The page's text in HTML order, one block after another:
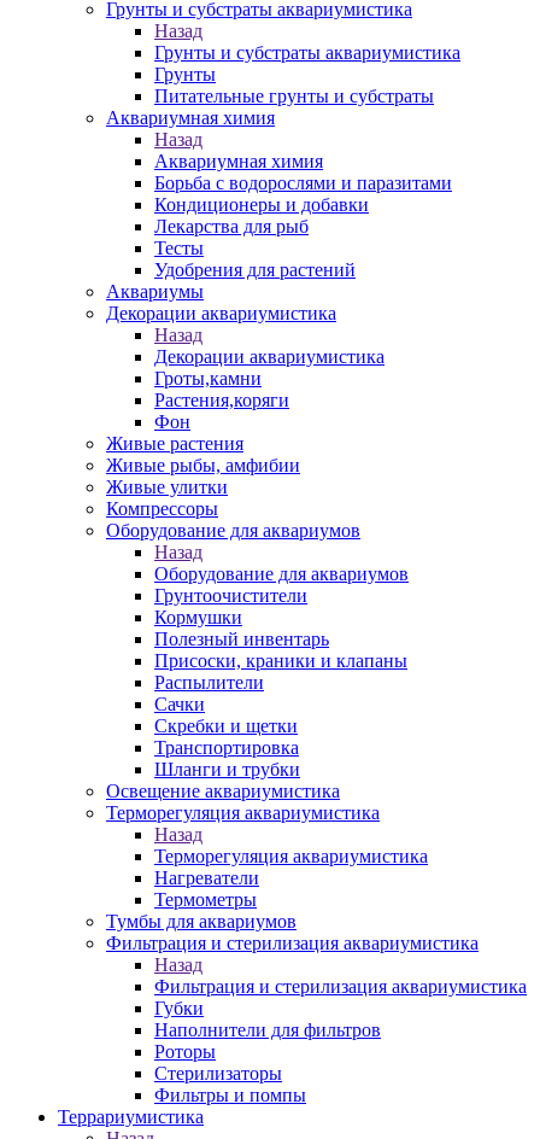
Грунты и субстраты аквариумистика
Назад
Грунты и субстраты аквариумистика
Грунты
Питательные грунты и субстраты
Аквариумная химия
Назад
Аквариумная химия
Борьба с водорослями и паразитами
Кондиционеры и добавки
Лекарства для рыб
Тесты
Удобрения для растений
Аквариумы
Декорации аквариумистика
Назад
Декорации аквариумистика
Гроты,камни
Растения,коряги
Фон
Живые растения
Живые рыбы, амфибии
Живые улитки
Компрессоры
Оборудование для аквариумов
Назад
Оборудование для аквариумов
Грунтоочистители
Кормушки
Полезный инвентарь
Присоски, краники и клапаны
Распылители
Сачки
Скребки и щетки
Транспортировка
Шланги и трубки
Освещение аквариумистика
Терморегуляция аквариумистика
Назад
Терморегуляция аквариумистика
Нагреватели
Термометры
Тумбы для аквариумов
Фильтрация и стерилизация аквариумистика
Назад
Фильтрация и стерилизация аквариумистика
Губки
Наполнители для фильтров
Роторы
Стерилизаторы
Фильтры и помпы
Террариумистика